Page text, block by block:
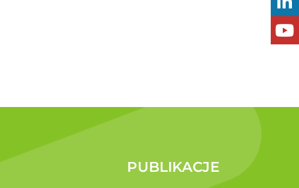
PUBLIKACJE